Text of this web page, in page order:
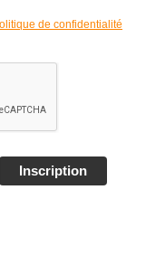
de confidentialité
Inscription